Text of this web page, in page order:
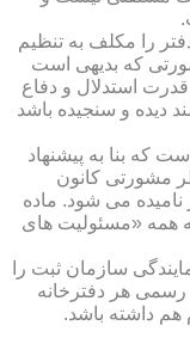
را مکلف به تنظیم
که بدیهی است
استدلال و دفاع
دیده و سنجیده باشد
که بنا به پیشنهاد
مشورتی کانون
نامیده می شود. ماده
که همه «مسئولیت های
سازمان ثبت را
دفاتر اسناد رسمی هر دفترخانه
هم داشته باشد.